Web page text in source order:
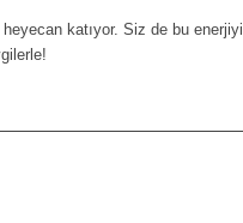
katıyor. Siz de bu enerjiyi